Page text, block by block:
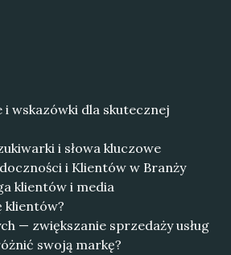
wskazówki dla skutecznej
i słowa kluczowe
i Klientów w Branży
klientów i media
klientów?
— zwiększanie sprzedaży usług
swoją markę?